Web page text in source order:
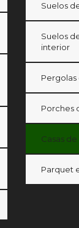
Suelos
Suelos
interior
Pergolas
Porches
Casas
Parquet